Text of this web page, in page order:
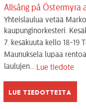
Allsång på Östermyra
Yhteislaulua vetää
kaupunginorkesteri.
7. kesäkuuta kello 18-19
Maunuksela lupaa
laulujen...
Lue tiedote
Lue tiedotteita